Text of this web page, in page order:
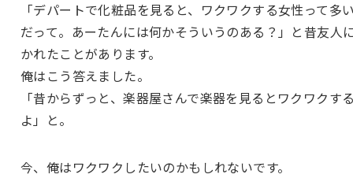
「デパートで化粧品を見ると、ワクワクする女性って多
だって。あーたんには何かそういうのある？」と昔友人
かれたことがあります。
俺はこう答えました。
「昔からずっと、楽器屋さんで楽器を見るとワクワクす
よ」と。
今、俺はワクワクしたいのかもしれないです。